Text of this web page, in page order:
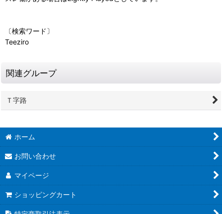
〔検索ワード〕
Teeziro
関連グループ
Ｔ字路
ホーム
お問い合わせ
マイページ
ショッピングカート